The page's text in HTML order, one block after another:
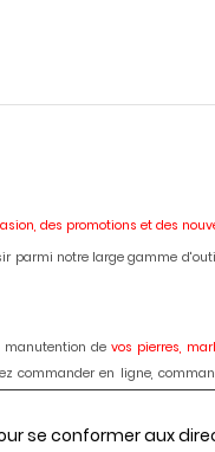
des promotions et des
parmi notre large gamme
manutention de vos pierres,
commander en ligne,
bétons, céramiques,
se conformer aux